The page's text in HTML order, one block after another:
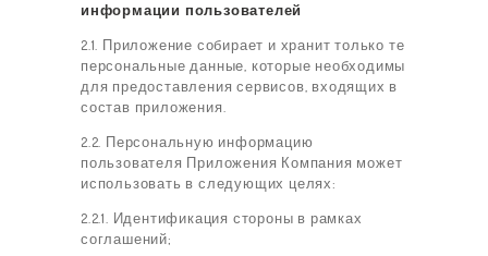
информации пользователей
2.1. Приложение собирает и хранит только те
персональные данные, которые необходимы
для предоставления сервисов, входящих в
состав приложения.
2.2. Персональную информацию
пользователя Приложения Компания может
использовать в следующих целях:
2.2.1. Идентификация стороны в рамках
соглашений;